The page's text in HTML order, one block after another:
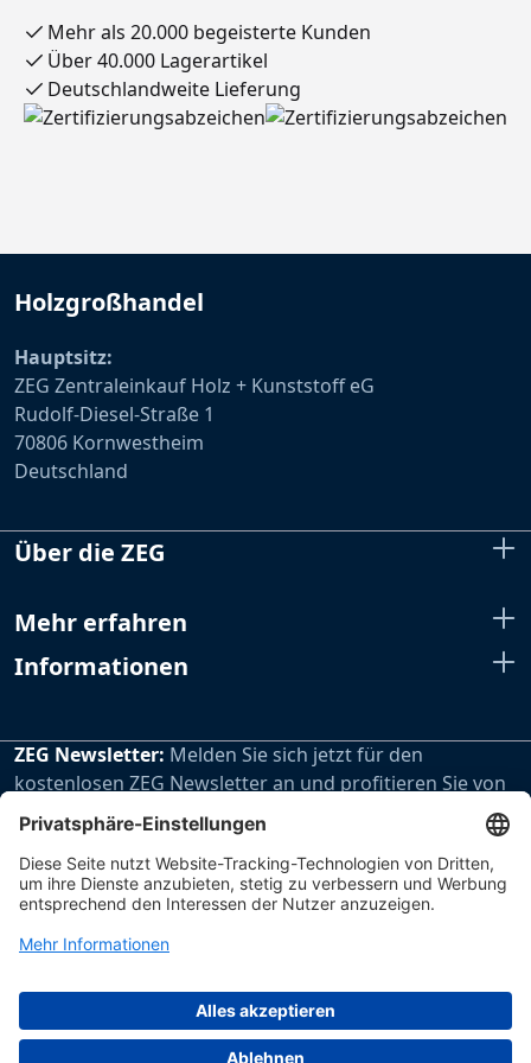
Mehr als 20.000 begeisterte Kunden
Über 40.000 Lagerartikel
Deutschlandweite Lieferung
Holzgroßhandel
Hauptsitz:
ZEG Zentraleinkauf Holz + Kunststoff eG
Rudolf-Diesel-Straße 1
70806 Kornwestheim
Deutschland
Über die ZEG
Mehr erfahren
Informationen
ZEG Newsletter: Melden Sie sich jetzt für den
kostenlosen ZEG Newsletter an und profitieren Sie von
den extra Vorteilen unseres regelmäßig erscheinenden
Newsletters.
Zur Newsletteranmeldung
Impressum Datenschutz Hinweisgebersystem